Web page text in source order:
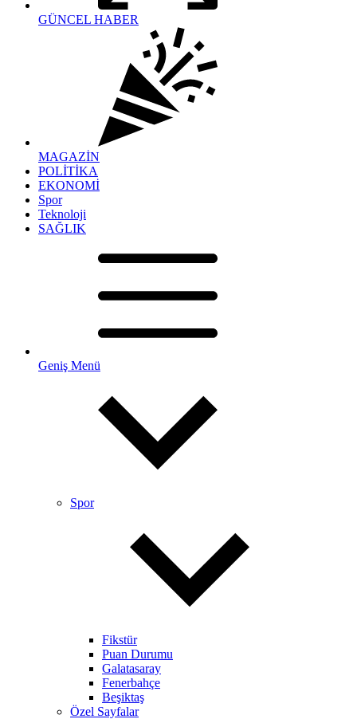
GÜNCEL HABER
MAGAZİN
POLİTİKA
EKONOMİ
Spor
Teknoloji
SAĞLIK
Geniş Menü
Spor
Fikstür
Puan Durumu
Galatasaray
Fenerbahçe
Beşiktaş
Özel Sayfalar